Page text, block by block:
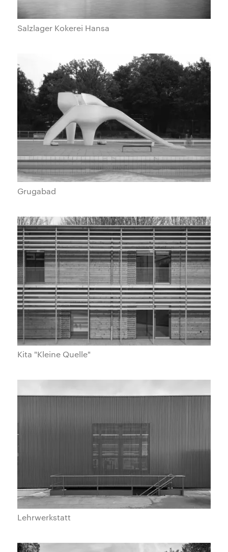
Salzlager Kokerei Hansa
Grugabad
Kita "Kleine Quelle"
Lehrwerkstatt